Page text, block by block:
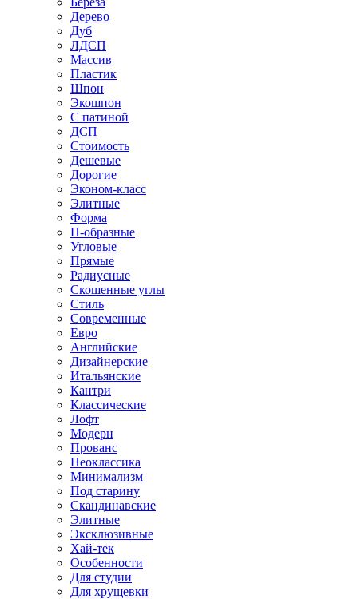
Дерево
Дуб
ЛДСП
Массив
Пластик
Шпон
Экошпон
С патиной
ДСП
Стоимость
Дешевые
Дорогие
Эконом-класс
Элитные
Форма
П-образные
Угловые
Прямые
Радиусные
Скошенные углы
Стиль
Современные
Евро
Английские
Дизайнерские
Итальянские
Кантри
Классические
Лофт
Модерн
Прованс
Неоклассика
Минимализм
Под старину
Скандинавские
Элитные
Эксклюзивные
Хай-тек
Особенности
Для студии
Для хрущевки